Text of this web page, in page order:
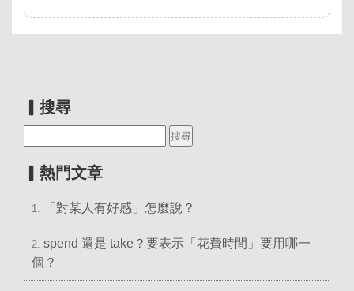
▎搜尋
▎熱門文章
1. 「對某人有好感」怎麼說？
2. spend 還是 take？要表示「花費時間」要用哪一
個？